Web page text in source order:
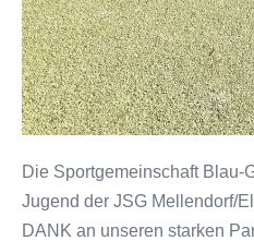
Die Sportgemeinschaft Blau-
Jugend der JSG Mellendorf/
DANK an unseren starken